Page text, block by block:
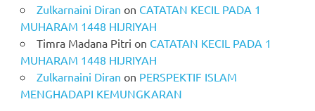
Zulkarnaini Diran on CATATAN KECIL PADA 1
MUHARAM 1448 HIJRIYAH
Timra Madana Pitri on CATATAN KECIL PADA 1
MUHARAM 1448 HIJRIYAH
Zulkarnaini Diran on PERSPEKTIF ISLAM
MENGHADAPI KEMUNGKARAN